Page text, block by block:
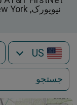
نیویورک, New York County, New York, ایالات متحده
US